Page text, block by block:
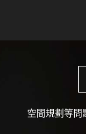
空間規劃等問